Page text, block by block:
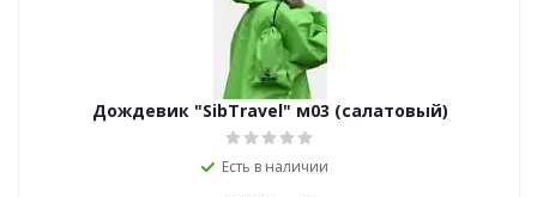
Дождевик "SibTravel" м03 (салатовый)
Есть в наличии